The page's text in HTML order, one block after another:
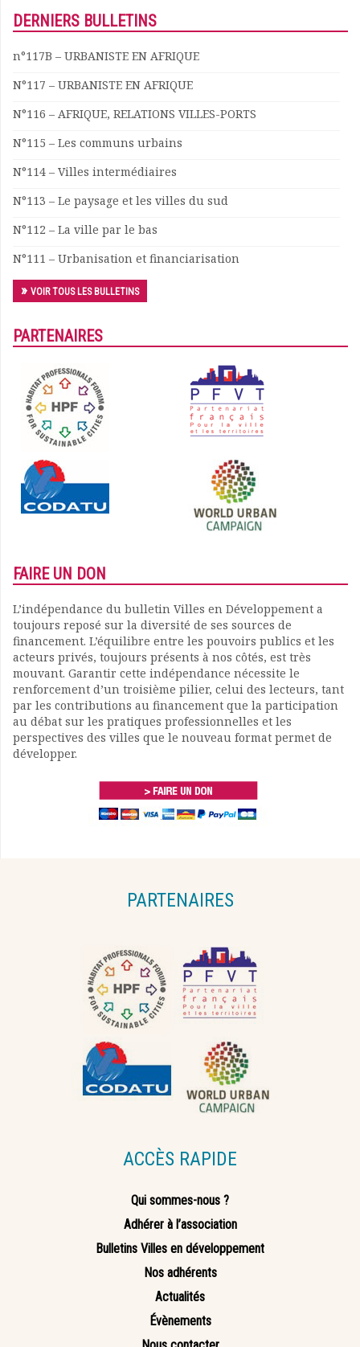
DERNIERS BULLETINS
n°117B – URBANISTE EN AFRIQUE
N°117 – URBANISTE EN AFRIQUE
N°116 – AFRIQUE, RELATIONS VILLES-PORTS
N°115 – Les communs urbains
N°114 – Villes intermédiaires
N°113 – Le paysage et les villes du sud
N°112 – La ville par le bas
N°111 – Urbanisation et financiarisation
VOIR TOUS LES BULLETINS
PARTENAIRES
FAIRE UN DON
L’indépendance du bulletin Villes en Développement a
toujours reposé sur la diversité de ses sources de
financement. L’équilibre entre les pouvoirs publics et les
acteurs privés, toujours présents à nos côtés, est très
mouvant. Garantir cette indépendance nécessite le
renforcement d’un troisième pilier, celui des lecteurs, tant
par les contributions au financement que la participation
au débat sur les pratiques professionnelles et les
perspectives des villes que le nouveau format permet de
développer.
PARTENAIRES
ACCÈS RAPIDE
Qui sommes-nous ?
Adhérer à l’association
Bulletins Villes en développement
Nos adhérents
Actualités
Évènements